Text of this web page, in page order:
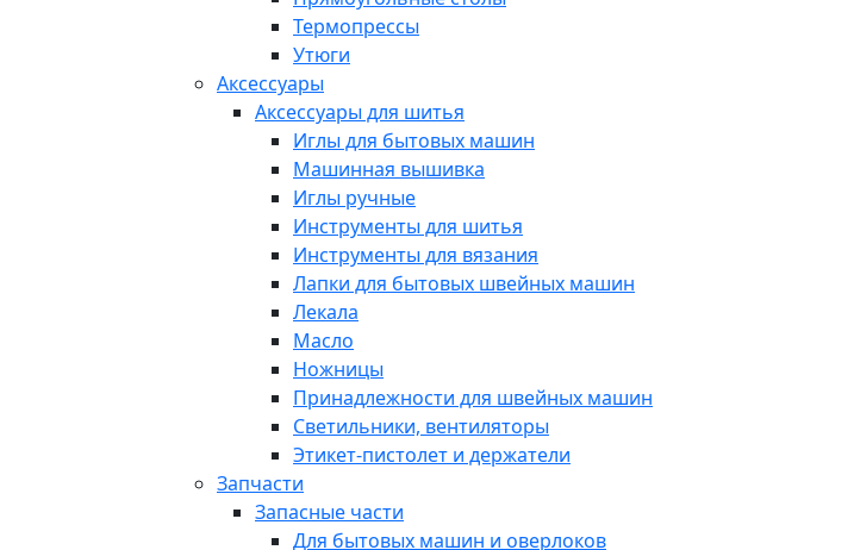
Термопрессы
Утюги
Аксессуары
Аксессуары для шитья
Иглы для бытовых машин
Машинная вышивка
Иглы ручные
Инструменты для шитья
Инструменты для вязания
Лапки для бытовых швейных машин
Лекала
Масло
Ножницы
Принадлежности для швейных машин
Светильники, вентиляторы
Этикет-пистолет и держатели
Запчасти
Запасные части
Для бытовых машин и оверлоков